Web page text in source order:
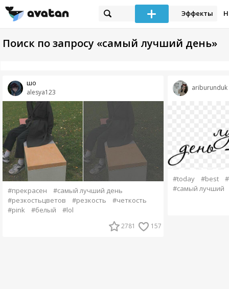
Эффекты
Поиск по запросу «самый лучший день»
alesya123
шо
#прекрасен
#самый лучший день
#резкостьцветов
#резкость
#четкость
#pink
#белый #lol
2781 157
ariburunduk
#today #best
#самый лучший